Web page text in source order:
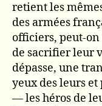
retient les
des armées
officiers, peut-on
de sacrifier leur
dépasse, une
yeux des leurs
— les héros de